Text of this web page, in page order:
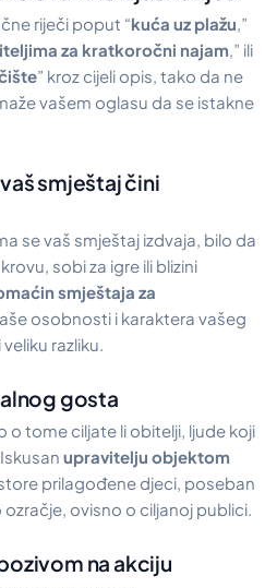
riječi poput “kuća uz plažu ,”
za kratkoročni najam ,” ili
” kroz cijeli opis, tako da ne
vašem oglasu da se istakne
smještaj čini
se vaš smještaj izdvaja, bilo da
sobi za igre ili blizini
smještaja za
osobnosti i karaktera vašeg
razliku.
gosta
o tome ciljate li obitelji, ljude koji
upravitelju objektom
prilagođene djeci, poseban
ovisno o ciljanoj publici.
na akciju